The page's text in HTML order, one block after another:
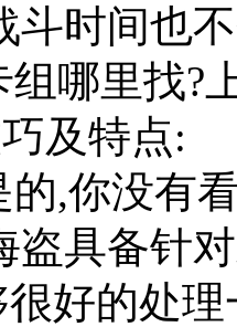
斗时间也
哪里找?
及特点:
的,你没有
盗具备针
好的处